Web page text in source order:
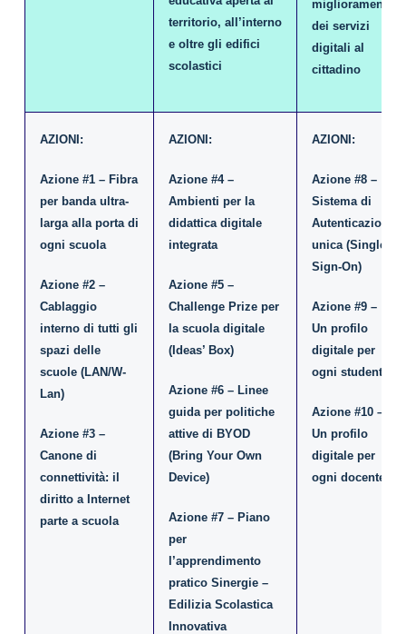
territorio, all’interno
e oltre gli edifici
scolastici
miglioramento
dei servizi
digitali al
cittadino
AZIONI:
Azione #1 – Fibra
per banda ultra-
larga alla porta di
ogni scuola
Azione #2 –
Cablaggio
interno di tutti gli
spazi delle
scuole (LAN/W-
Lan)
Azione #3 –
Canone di
connettività: il
diritto a Internet
parte a scuola
AZIONI:
Azione #4 –
Ambienti per la
didattica digitale
integrata
Azione #5 –
Challenge Prize per
la scuola digitale
(Ideas’ Box)
Azione #6 – Linee
guida per politiche
attive di BYOD
(Bring Your Own
Device)
Azione #7 – Piano
per
l’apprendimento
pratico Sinergie –
Edilizia Scolastica
Innovativa
AZIONI:
Azione #8 –
Sistema di
Autenticazione
unica (Single-
Sign-On)
Azione #9 –
Un profilo
digitale per
ogni studente
Azione #10 –
Un profilo
digitale per
ogni docente